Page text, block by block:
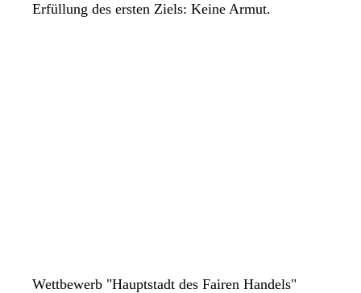
Erfüllung des ersten Ziels: Keine Armut.
Wettbewerb "Hauptstadt des Fairen Handels"